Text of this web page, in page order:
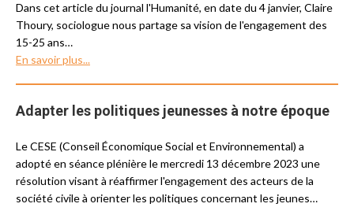
Dans cet article du journal l'Humanité, en date du 4 janvier, Claire
Thoury, sociologue nous partage sa vision de l'engagement des
15-25 ans…
En savoir plus...
Adapter les politiques jeunesses à notre époque
Le CESE (Conseil Économique Social et Environnemental) a
adopté en séance plénière le mercredi 13 décembre 2023 une
résolution visant à réaffirmer l'engagement des acteurs de la
société civile à orienter les politiques concernant les jeunes…